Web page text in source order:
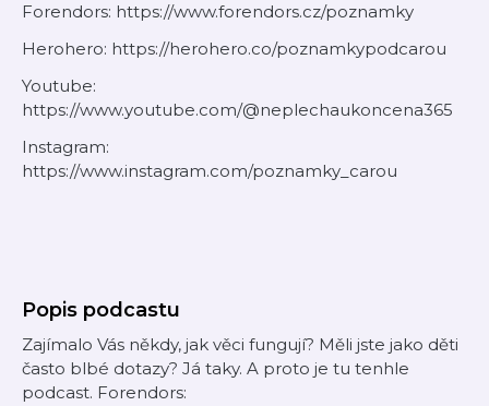
Forendors: https://www.forendors.cz/poznamky
Herohero: https://herohero.co/poznamkypodcarou
Youtube:
https://www.youtube.com/@neplechaukoncena365
Instagram:
https://www.instagram.com/poznamky_carou
Popis podcastu
Zajímalo Vás někdy, jak věci fungují? Měli jste jako děti
často blbé dotazy? Já taky. A proto je tu tenhle
podcast. Forendors: